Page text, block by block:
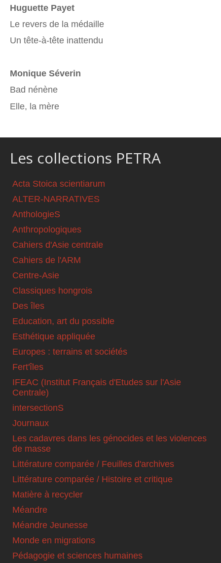
Huguette Payet
Le revers de la médaille
Un tête-à-tête inattendu
Monique Séverin
Bad nénène
Elle, la mère
Les collections PETRA
Acta Stoica scientiarum
ALTER-NARRATIVES
AnthologieS
Anthropologiques
Cahiers d'Asie centrale
Cahiers de l'ARM
Centre-Asie
Classiques hongrois
Des îles
Education, art du possible
Esthétique appliquée
Europes : terrains et sociétés
Fert'îles
IFEAC (Institut Français d'Etudes sur l'Asie
Centrale)
intersectionS
Journaux
Les cadavres dans les génocides et les violences
de masse
Littérature comparée / Feuilles d'archives
Littérature comparée / Histoire et critique
Matière à recycler
Méandre
Méandre Jeunesse
Monde en migrations
Pédagogie et sciences humaines